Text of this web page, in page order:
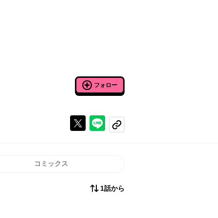
フォロー
Xで投稿するラインでシェアする
コピーする
コミックス
1話から